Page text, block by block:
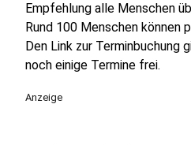
Empfehlung alle Menschen
Rund 100 Menschen können
Den Link zur Terminbuchung
noch einige Termine frei.
Anzeige